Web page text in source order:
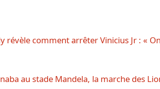
révèle comment arrêter Vinicius Jr : «
au stade Mandela, la marche des